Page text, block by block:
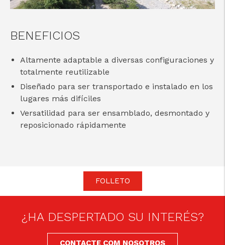
BENEFICIOS
Altamente adaptable a diversas configuraciones y
totalmente reutilizable
Diseñado para ser transportado e instalado en los
lugares más difíciles
Versatilidad para ser ensamblado, desmontado y
reposicionado rápidamente
FOLLETO
¿HA DESPERTADO SU INTERÉS?